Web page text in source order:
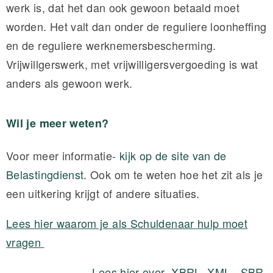
werk is,dat het dan ook gewoon betaald moet
worden. Het valt dan onder de reguliere loonheffing
en de reguliere werknemersbescherming.
Vrijwillgerswerk, met vrijwilligersvergoeding is wat
anders als gewoon werk.
Wil je meer weten?
Voor meer informatie- kijk op de site van de
Belastingdienst. Ook om te weten hoe het zit als je
een uitkering krijgt of andere situaties.
Lees hier waarom je als Schuldenaar hulp moet
vragen